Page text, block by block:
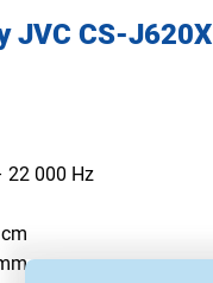
JVC CS-J620X
22 000 Hz